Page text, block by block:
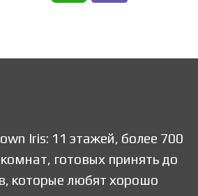
Iris: 11 этажей, более 700
готовых принять до
которые любят хорошо